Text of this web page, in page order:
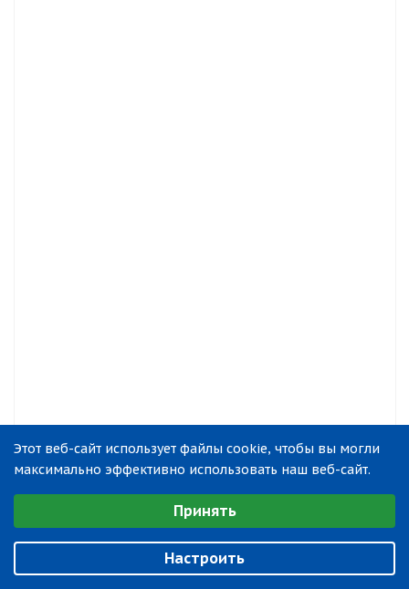
Этот веб-сайт использует файлы cookie, чтобы вы могли
максимально эффективно использовать наш веб-сайт.
Выберите настройки cookie
Аналитические/Функциональные
Принять
Настроить